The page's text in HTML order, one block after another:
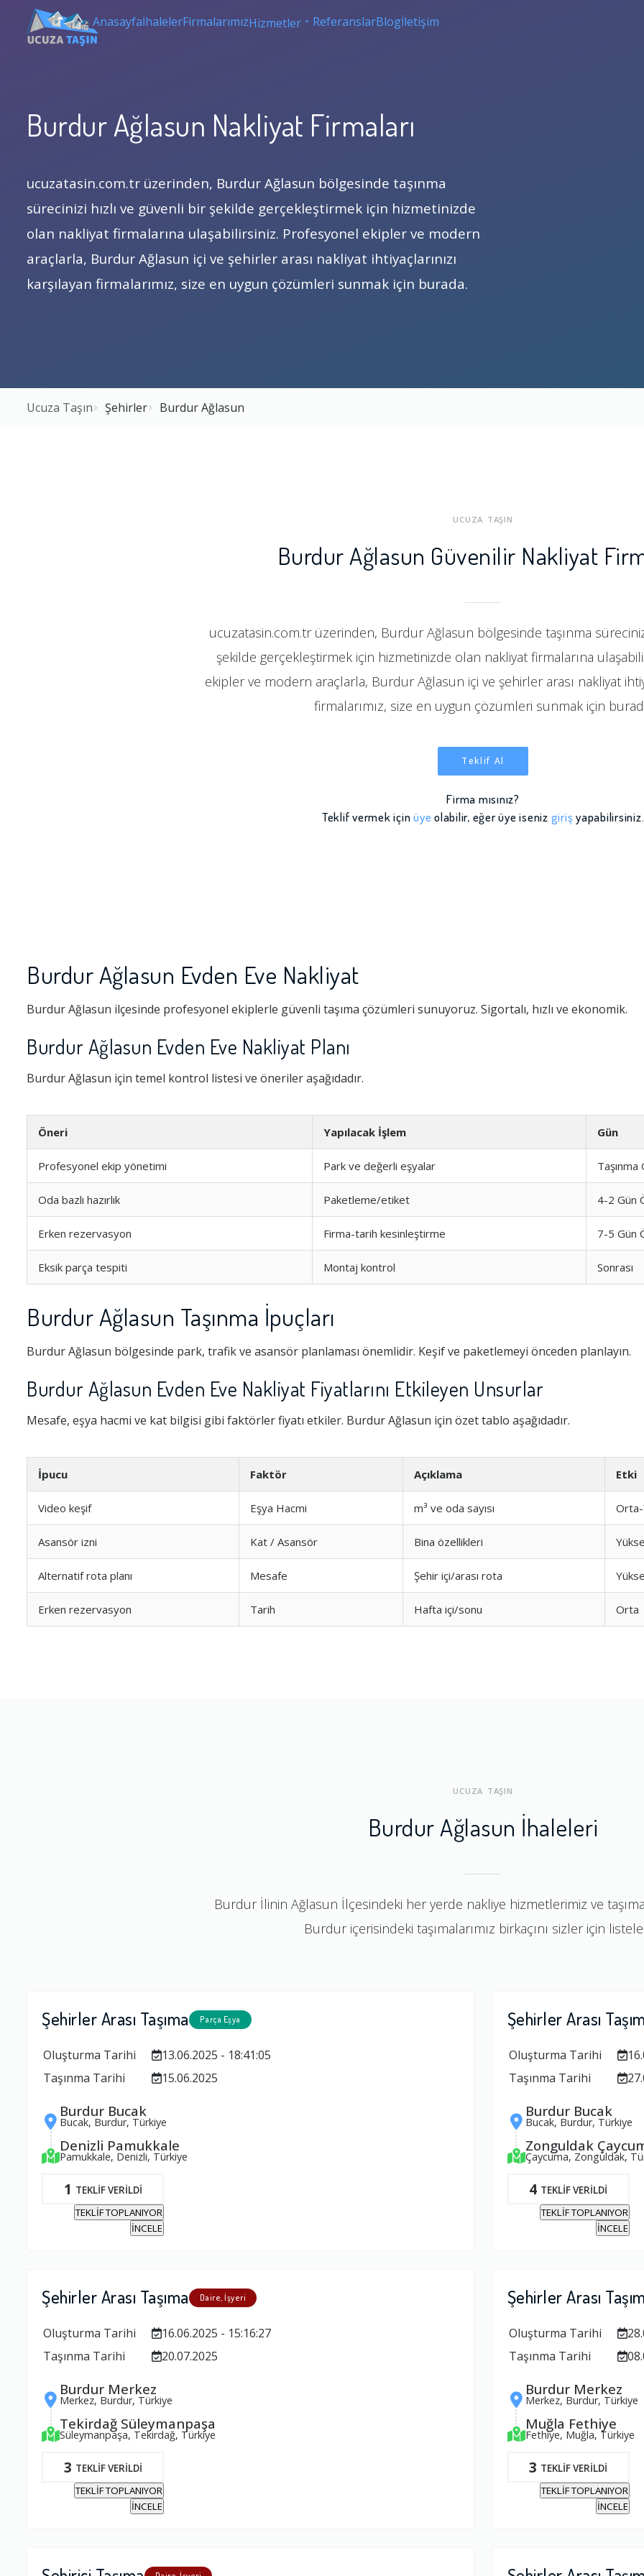
AnasayfaİhalelerFirmalarımızHizmetler ReferanslarBlogİletişim
Burdur Ağlasun Nakliyat Firmaları
ucuzatasin.com.tr üzerinden, Burdur Ağlasun bölgesinde taşınma
sürecinizi hızlı ve güvenli bir şekilde gerçekleştirmek için hizmetinizde
olan nakliyat firmalarına ulaşabilirsiniz. Profesyonel ekipler ve modern
araçlarla, Burdur Ağlasun içi ve şehirler arası nakliyat ihtiyaçlarınızı
karşılayan firmalarımız, size en uygun çözümleri sunmak için burada.
Ucuza Taşın Şehirler Burdur Ağlasun
UCUZA TAŞIN
Burdur Ağlasun Güvenilir Nakliyat
ucuzatasin.com.tr üzerinden, Burdur Ağlasun bölgesinde taşınma
şekilde gerçekleştirmek için hizmetinizde olan nakliyat firmalarına
ekipler ve modern araçlarla, Burdur Ağlasun içi ve şehirler arası nakliyat
firmalarımız, size en uygun çözümleri sunmak için
Teklif Al
Firma mısınız?
Teklif vermek içinüye olabilir, eğer üye iseniz giriş yapabilirsiniz.
Burdur Ağlasun Evden Eve Nakliyat
Burdur Ağlasun ilçesinde profesyonel ekiplerle güvenli taşıma çözümleri sunuyoruz. Sigortalı, hızlı ve ekonomik.
Burdur Ağlasun Evden Eve Nakliyat Planı
Burdur Ağlasun için temel kontrol listesi ve öneriler aşağıdadır.
Öneri Yapılacak İşlem Gün
Profesyonel ekip yönetimi Park ve değerli eşyalar Taşınma
Oda bazlı hazırlık Paketleme/etiket 4-2 Gün
Erken rezervasyon Firma-tarih kesinleştirme 7-5 Gün
Eksik parça tespiti Montaj kontrol Sonrası
Burdur Ağlasun Taşınma İpuçları
Burdur Ağlasun bölgesinde park, trafik ve asansör planlaması önemlidir. Keşif ve paketlemeyi önceden planlayın.
Burdur Ağlasun Evden Eve Nakliyat Fiyatlarını Etkileyen Unsurlar
Mesafe, eşya hacmi ve kat bilgisi gibi faktörler fiyatı etkiler. Burdur Ağlasun için özet tablo aşağıdadır.
İpucu Faktör Açıklama Etki
Video keşif Eşya Hacmi m³ ve oda sayısı
Asansör izni Kat / Asansör Bina özellikleri
Alternatif rota planı Mesafe Şehir içi/arası rota
Erken rezervasyon Tarih Hafta içi/sonu Orta
UCUZA TAŞIN
Burdur Ağlasun İhaleleri
Burdur İlinin Ağlasun İlçesindeki her yerde nakliye hizmetlerimiz ve
Burdur içerisindeki taşımalarımız birkaçını sizler için
Şehirler Arası Taşıma Parça Eşya
Oluşturma Tarihi
13.06.2025 - 18:41:05
Taşınma Tarihi
15.06.2025
Burdur Bucak
Bucak, Burdur, Türkiye
Denizli Pamukkale
Pamukkale, Denizli, Türkiye
1 TEKLİF VERİLDİ
TEKLİF TOPLANIYOR
İNCELE
Şehirler Arası
Oluşturma Tarihi
Taşınma Tarihi
Burdur Bucak
Bucak, Burdur, Türkiye
Zonguldak
Çaycuma, Zonguldak,
4 TEKLİF VERİLDİ
TEKLİF TOPLANIYOR
İNCELE
Şehirler Arası Taşıma Daire, İşyeri
Oluşturma Tarihi
16.06.2025 - 15:16:27
Taşınma Tarihi
20.07.2025
Burdur Merkez
Merkez, Burdur, Türkiye
Tekirdağ Süleymanpaşa
Süleymanpaşa, Tekirdağ, Türkiye
3 TEKLİF VERİLDİ
TEKLİF TOPLANIYOR
İNCELE
Şehirler Arası
Oluşturma Tarihi
Taşınma Tarihi
Burdur Merkez
Merkez, Burdur, Türkiye
Muğla Fethiye
Fethiye, Muğla, Türkiye
3 TEKLİF VERİLDİ
TEKLİF TOPLANIYOR
İNCELE